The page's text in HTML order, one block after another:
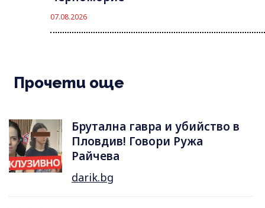
07.08.2026
Прочети още
Брутална гавра и убийство в
Пловдив! Говори Ружа
Райчева
darik.bg